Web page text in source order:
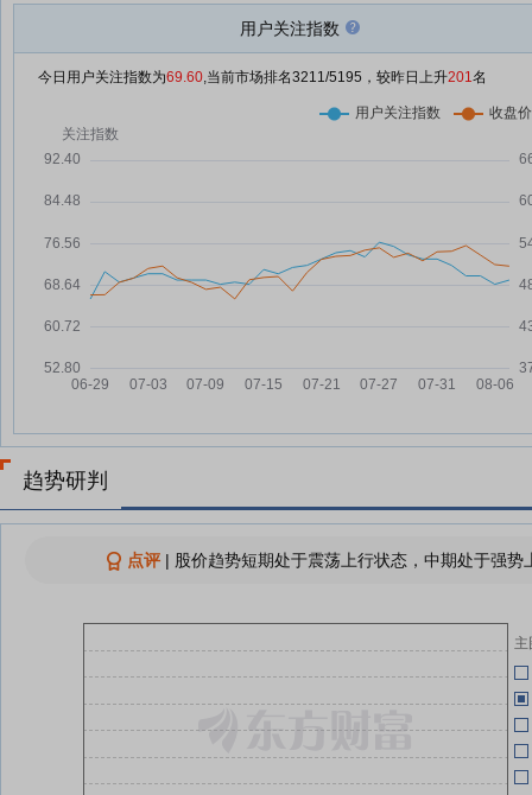
可孚医疗：融资净偿还690.58万
可孚医疗：融资净买入308.18万
07-28
07-27
07-27
可孚医疗7月24日快速上涨
07-24
07-24
【调研快报】可孚医疗接待南方基
07-23
可孚医疗：首次回购49.62万股 成
07-23
可孚医疗7月23日快速反弹
07-23
可孚医疗：融资净偿还67.21万
元，融资余额1.25亿元
07-20
07-20
07-03
用户关注指数
今日用户关注指数为69.60,当前市场排名3211/5195，较昨日上升201名
趋势研判
点评| 股价趋势短期处于震荡上行状态，中期处于强
主